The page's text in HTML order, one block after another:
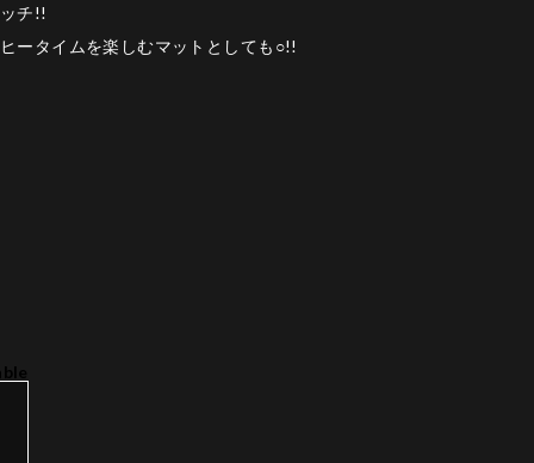
チ!!
ータイムを楽しむマットとしても○!!